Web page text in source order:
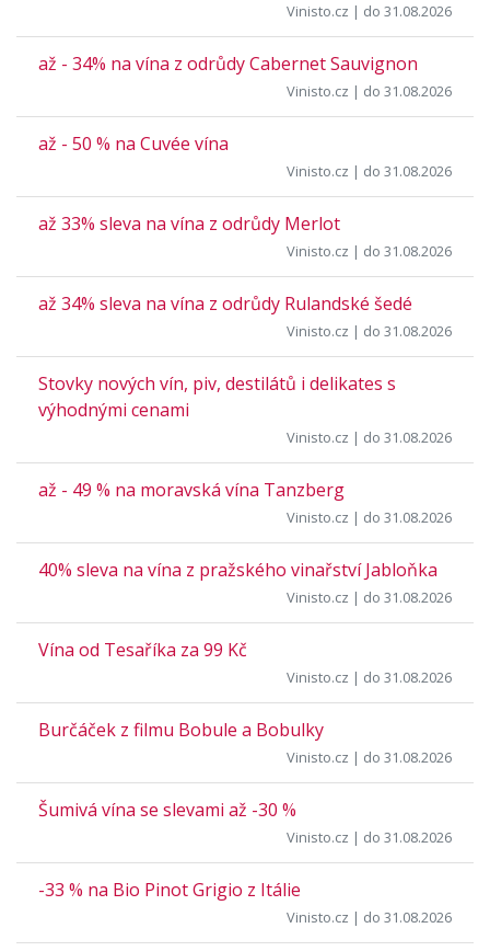
Vinisto.cz | do 31.08.2026
až - 34% na vína z odrůdy Cabernet Sauvignon
Vinisto.cz | do 31.08.2026
až - 50 % na Cuvée vína
Vinisto.cz | do 31.08.2026
až 33% sleva na vína z odrůdy Merlot
Vinisto.cz | do 31.08.2026
až 34% sleva na vína z odrůdy Rulandské šedé
Vinisto.cz | do 31.08.2026
Stovky nových vín, piv, destilátů i delikates s
výhodnými cenami
Vinisto.cz | do 31.08.2026
až - 49 % na moravská vína Tanzberg
Vinisto.cz | do 31.08.2026
40% sleva na vína z pražského vinařství Jabloňka
Vinisto.cz | do 31.08.2026
Vína od Tesaříka za 99 Kč
Vinisto.cz | do 31.08.2026
Burčáček z filmu Bobule a Bobulky
Vinisto.cz | do 31.08.2026
Šumivá vína se slevami až -30 %
Vinisto.cz | do 31.08.2026
-33 % na Bio Pinot Grigio z Itálie
Vinisto.cz | do 31.08.2026